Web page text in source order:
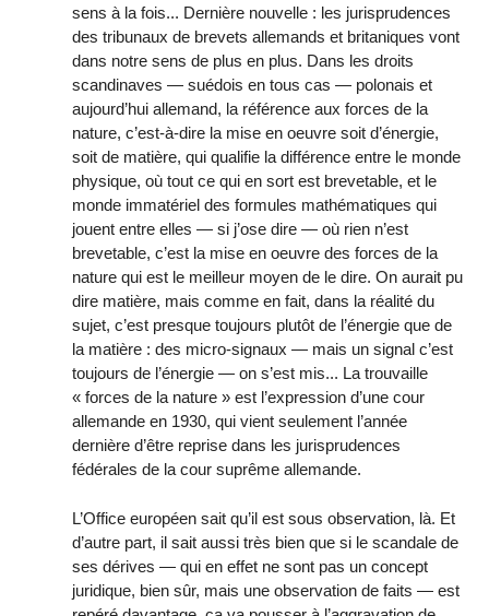
sens à la fois... Dernière nouvelle : les jurisprudences
des tribunaux de brevets allemands et britaniques vont
dans notre sens de plus en plus. Dans les droits
scandinaves — suédois en tous cas — polonais et
aujourd’hui allemand, la référence aux forces de la
nature, c’est-à-dire la mise en oeuvre soit d’énergie,
soit de matière, qui qualifie la différence entre le monde
physique, où tout ce qui en sort est brevetable, et le
monde immatériel des formules mathématiques qui
jouent entre elles — si j’ose dire — où rien n’est
brevetable, c’est la mise en oeuvre des forces de la
nature qui est le meilleur moyen de le dire. On aurait pu
dire matière, mais comme en fait, dans la réalité du
sujet, c’est presque toujours plutôt de l’énergie que de
la matière : des micro-signaux — mais un signal c’est
toujours de l’énergie — on s’est mis... La trouvaille
« forces de la nature » est l’expression d’une cour
allemande en 1930, qui vient seulement l’année
dernière d’être reprise dans les jurisprudences
fédérales de la cour suprême allemande.
L’Office européen sait qu’il est sous observation, là. Et
d’autre part, il sait aussi très bien que si le scandale de
ses dérives — qui en effet ne sont pas un concept
juridique, bien sûr, mais une observation de faits — est